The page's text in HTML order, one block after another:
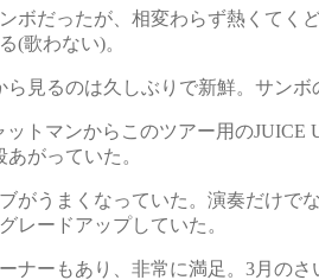
ボだったが、相変わらず熱くて
(歌わない)。
見るのは久しぶりで新鮮。サンボ
トマンからこのツアー用の
がっていた。
がうまくなっていた。演奏だけ
レードアップしていた。
ーもあり、非常に満足。3月の